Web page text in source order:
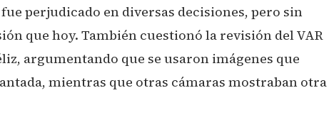
perjudicado en diversas decisiones, pero sin
que hoy. También cuestionó la revisión del VAR
argumentando que se usaron imágenes que
mientras que otras cámaras mostraban otra